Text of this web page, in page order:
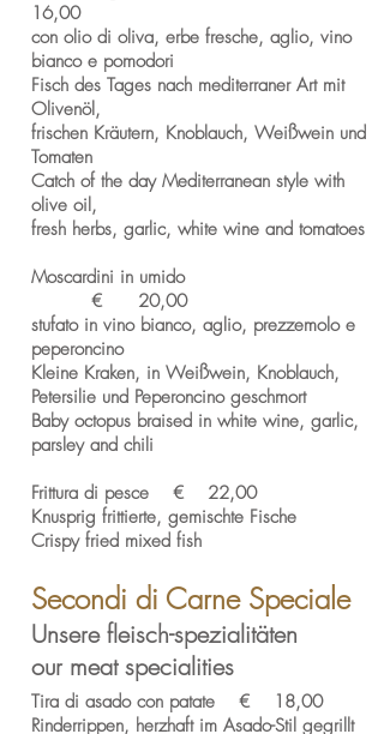
16,00
con olio di oliva, erbe fresche, aglio, vino
bianco e pomodori
Fisch des Tages nach mediterraner Art mit
Olivenöl,
frischen Kräutern, Knoblauch, Weißwein und
Tomaten
Catch of the day Mediterranean style with
olive oil,
fresh herbs, garlic, white wine and tomatoes
Moscardini in umido
€ 20,00
stufato in vino bianco, aglio, prezzemolo e
peperoncino
Kleine Kraken, in Weißwein, Knoblauch,
Petersilie und Peperoncino geschmort
Baby octopus braised in white wine, garlic,
parsley and chili
Frittura di pesce € 22,00
Knusprig frittierte, gemischte Fische
Crispy fried mixed fish
Secondi di Carne Speciale
Unsere fleisch-spezialitäten
our meat specialities
Tira di asado con patate € 18,00
Rinderrippen, herzhaft im Asado-Stil gegrillt